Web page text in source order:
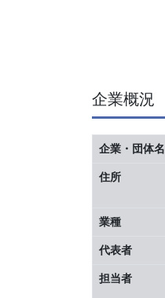
企業概況
企業・団体名
住所
業種
代表者
担当者